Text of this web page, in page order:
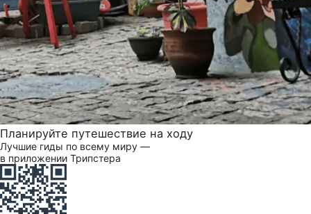
Планируйте путешествие на ходу
Лучшие гиды по всему миру —
в приложении Трипстера